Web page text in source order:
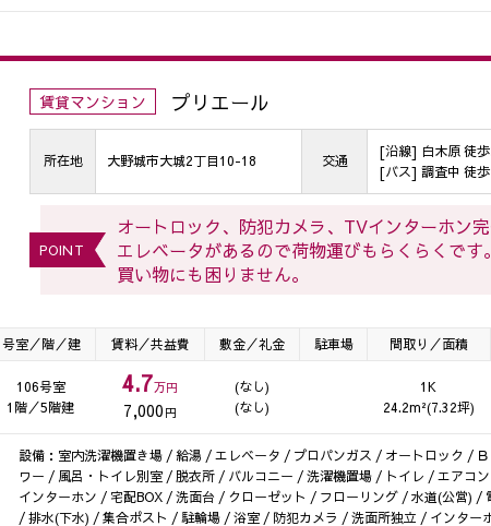
賃貸マンション プリエール
所在地 大野城市大城2丁目10-18 交通
[沿線] 白木原 徒
[バス] 調査中 徒
POINT
オートロック、防犯カメラ、TVインターホン
エレベータがあるので荷物運びもらくらくで
買い物にも困りません。
号室／階／建 賃料／共益費 敷金／礼金 駐車場 間取り／面積
106号室
1階／5階建
4.7万円
7,000円
(なし)
(なし)
1K
24.2m²(7.32坪)
設備：室内洗濯機置き場 / 給湯 / エレベータ / プロパンガス / オートロック /
ワー / 風呂・トイレ別室 / 脱衣所 / バルコニー / 洗濯機置場 / トイレ / エアコ
インターホン / 宅配BOX / 洗面台 / クローゼット / フローリング / 水道(公営) /
/ 排水(下水) / 集合ポスト / 駐輪場 / 浴室 / 防犯カメラ / 洗面所独立 / インター